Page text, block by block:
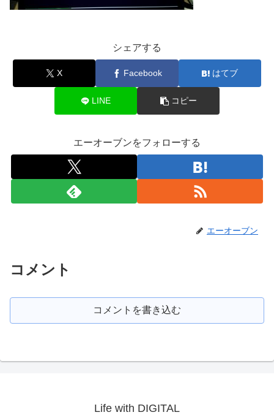
シェアする
X Facebook はてブ
LINE コピー
エーオーブンをフォローする
エーオーブン
コメント
コメントを書き込む
Life with DIGITAL